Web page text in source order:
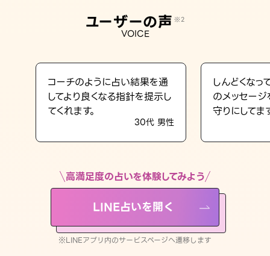
LINE占いを開く
※LINEアプリ内のサービスページへ遷移します
ユーザーの声 ※2
VOICE
コーチのように占い結果を通
してより良くなる指針を提示し
てくれます。
30代 男性
しんどくなっ
のメッセー
守りにしてま
高満足度の占いを体験してみよう
LINE占いを開く
※LINEアプリ内のサービスページへ遷移します